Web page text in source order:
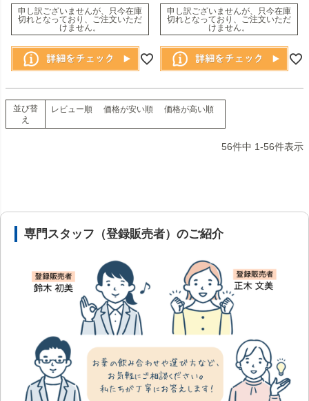
申し訳ございませんが、只今在庫
切れとなっており、ご注文いただ
けません。
申し訳ございませんが、只今在庫
切れとなっており、ご注文いただ
けません。
並び替
え
レビュー順 価格が安い順 価格が高い順
56件中 1-56件表示
専門スタッフ（登録販売者）のご紹介